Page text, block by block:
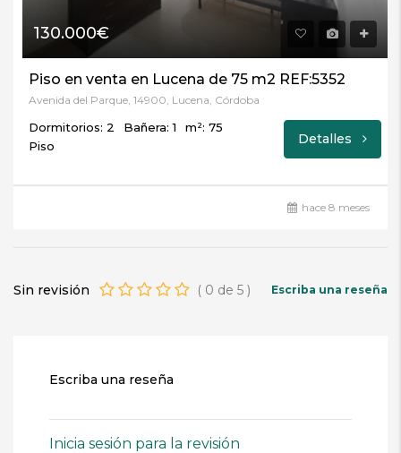
130.000€
Piso en venta en Lucena de 75 m2 REF:5352
Avenida del Parque, 14900, Lucena, Córdoba
Dormitorios: 2 Bañera: 1
m²: 75
Piso
Detalles
hace 8 meses
Sin revisión ( 0 de 5 ) Escriba una reseña
Escriba una reseña
Inicia sesión para la revisión